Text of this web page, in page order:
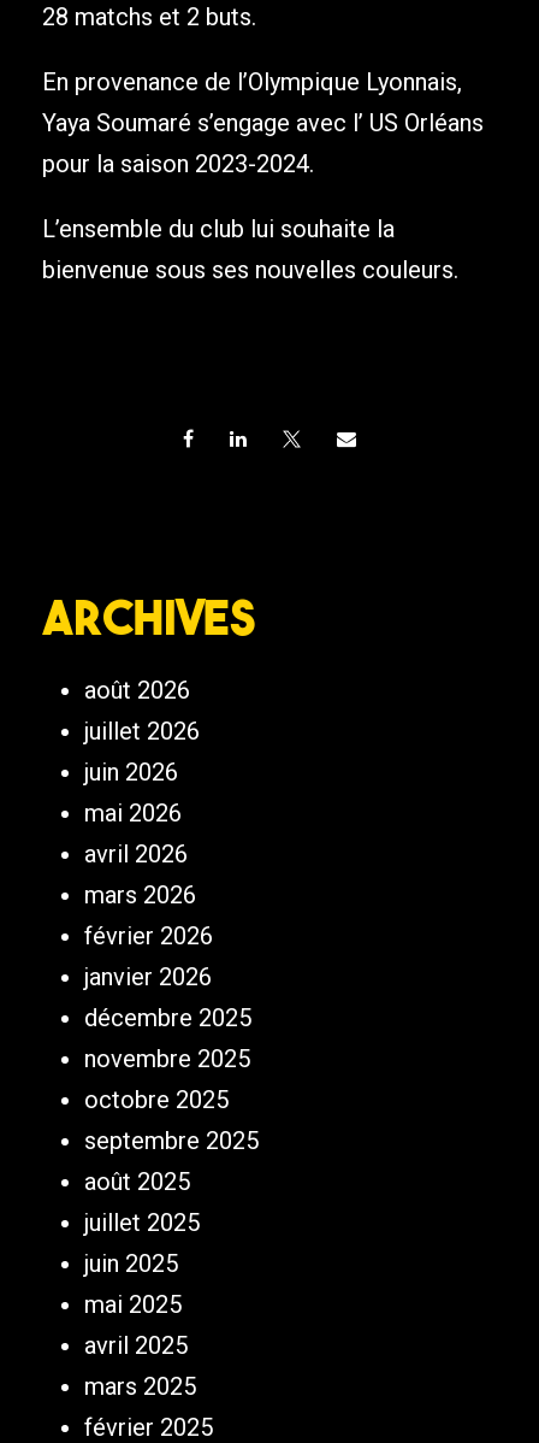
28 matchs et 2 buts.
En provenance de l’Olympique Lyonnais,
Yaya Soumaré s’engage avec l’ US Orléans
pour la saison 2023-2024.
L’ensemble du club lui souhaite la
bienvenue sous ses nouvelles couleurs.
Archives
août 2026
juillet 2026
juin 2026
mai 2026
avril 2026
mars 2026
février 2026
janvier 2026
décembre 2025
novembre 2025
octobre 2025
septembre 2025
août 2025
juillet 2025
juin 2025
mai 2025
avril 2025
mars 2025
février 2025